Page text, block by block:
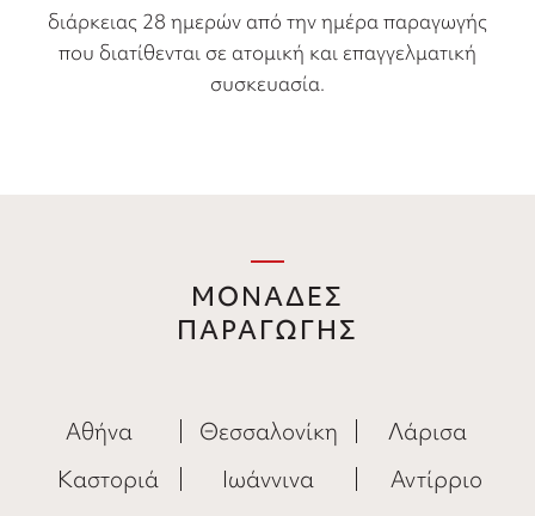
διάρκειας 28 ημερών από την ημέρα παραγωγής
που διατίθενται σε ατομική και επαγγελματική
συσκευασία.
ΜΟΝΑΔΕΣ
ΠΑΡΑΓΩΓΗΣ
Αθήνα Θεσσαλονίκη
Λάρισα
Καστοριά
Ιωάννινα Αντίρριο